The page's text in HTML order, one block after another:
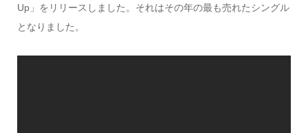
Up」をリリースしました。それはその年の最も売れたシングル
となりました。